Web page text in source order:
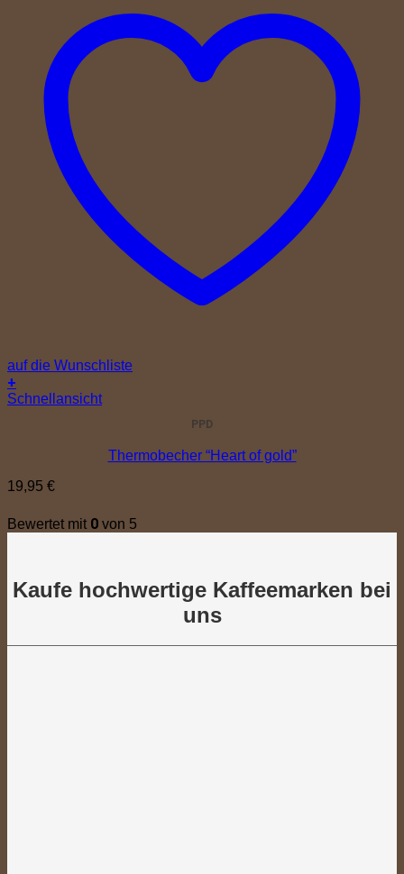
auf die Wunschliste
+
Schnellansicht
Thermobecher “Heart of gold”
PPD
19,95 €
Bewertet mit 0 von 5
Kaufe hochwertige Kaffeemarken bei
uns